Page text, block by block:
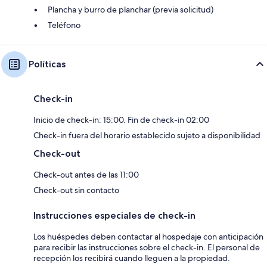
Plancha y burro de planchar (previa solicitud)
Teléfono
Políticas
Check-in
Inicio de check-in: 15:00. Fin de check-in 02:00
Check-in fuera del horario establecido sujeto a disponibilidad
Check-out
Check-out antes de las 11:00
Check-out sin contacto
Instrucciones especiales de check-in
Los huéspedes deben contactar al hospedaje con anticipación
para recibir las instrucciones sobre el check-in. El personal de
recepción los recibirá cuando lleguen a la propiedad.